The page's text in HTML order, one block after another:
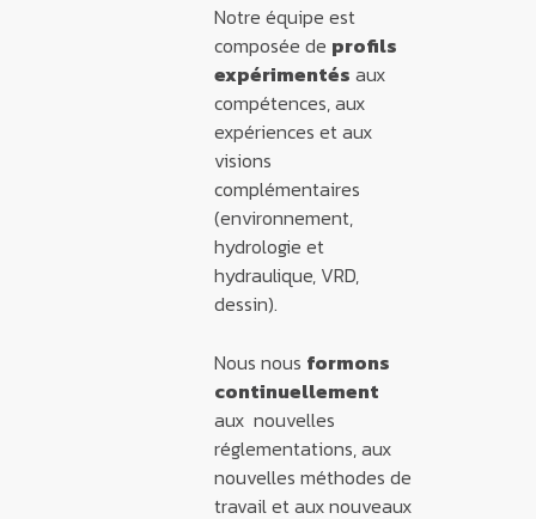
Notre équipe est
composée de profils
expérimentés aux
compétences, aux
expériences et aux
visions
complémentaires
(environnement,
hydrologie et
hydraulique, VRD,
dessin).
Nous nous formons
continuellement
aux nouvelles
réglementations, aux
nouvelles méthodes de
travail et aux nouveaux